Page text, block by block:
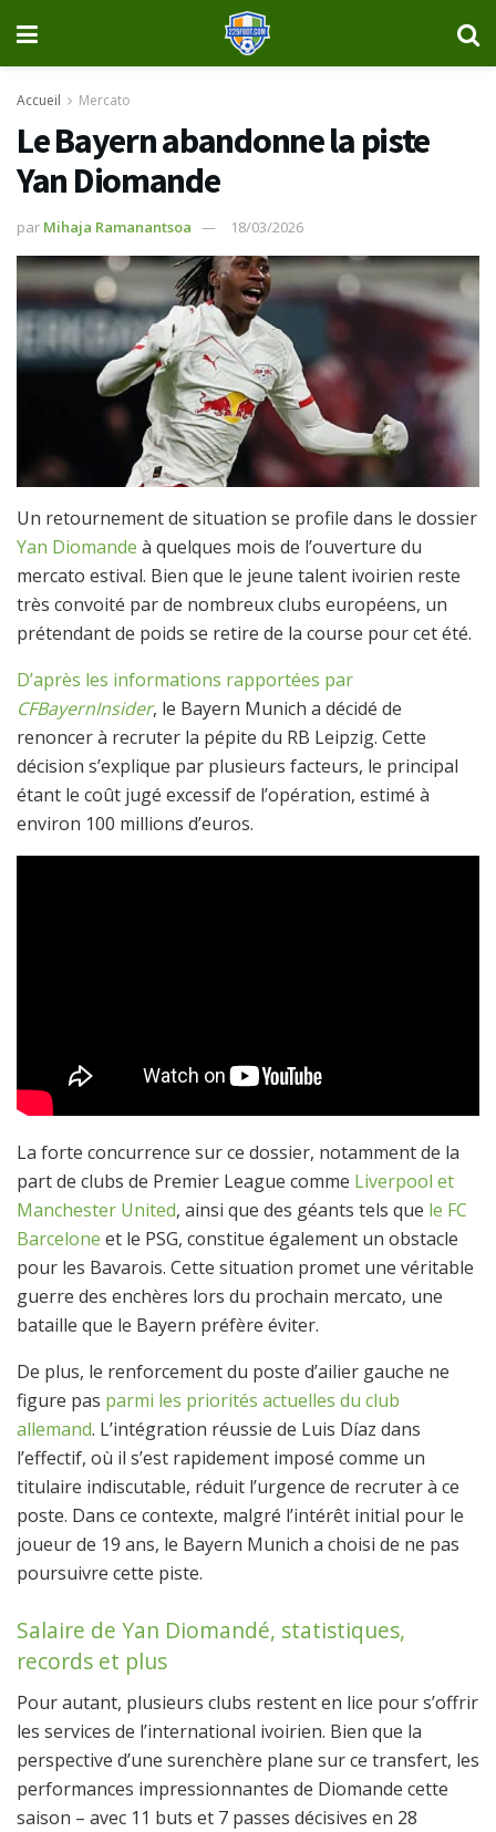
Accueil Mercato
Le Bayern abandonne la piste
Yan Diomande
par Mihaja Ramanantsoa 18/03/2026
Un retournement de situation se profile dans le dossier
Yan Diomande à quelques mois de l’ouverture du
mercato estival. Bien que le jeune talent ivoirien reste
très convoité par de nombreux clubs européens, un
prétendant de poids se retire de la course pour cet été.
D’après les informations rapportées par
CFBayernInsider, le Bayern Munich a décidé de
renoncer à recruter la pépite du RB Leipzig. Cette
décision s’explique par plusieurs facteurs, le principal
étant le coût jugé excessif de l’opération, estimé à
environ 100 millions d’euros.
La forte concurrence sur ce dossier, notamment de la
part de clubs de Premier League comme Liverpool et
Manchester United, ainsi que des géants tels que le FC
Barcelone et le PSG, constitue également un obstacle
pour les Bavarois. Cette situation promet une véritable
guerre des enchères lors du prochain mercato, une
bataille que le Bayern préfère éviter.
De plus, le renforcement du poste d’ailier gauche ne
figure pas parmi les priorités actuelles du club
allemand. L’intégration réussie de Luis Díaz dans
l’effectif, où il s’est rapidement imposé comme un
titulaire indiscutable, réduit l’urgence de recruter à ce
poste. Dans ce contexte, malgré l’intérêt initial pour le
joueur de 19 ans, le Bayern Munich a choisi de ne pas
poursuivre cette piste.
Salaire de Yan Diomandé, statistiques,
records et plus
Pour autant, plusieurs clubs restent en lice pour s’offrir
les services de l’international ivoirien. Bien que la
perspective d’une surenchère plane sur ce transfert, les
performances impressionnantes de Diomande cette
saison – avec 11 buts et 7 passes décisives en 28